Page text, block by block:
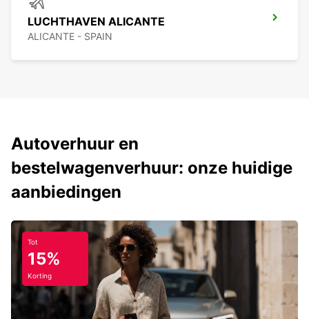
LUCHTHAVEN ALICANTE
ALICANTE - SPAIN
Autoverhuur en
bestelwagenverhuur: onze huidige
aanbiedingen
Tot
15%
Korting